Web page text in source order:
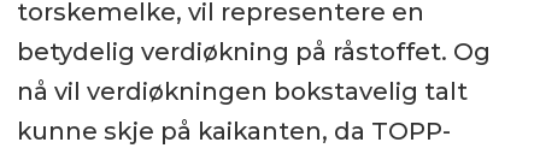
torskemelke, vil representere en
betydelig verdiøkning på råstoffet. Og
nå vil verdiøkningen bokstavelig talt
kunne skje på kaikanten, da TOPP-